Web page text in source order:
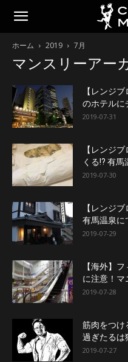
ホーム 2019 7月
マンスリーアー
【レンジ
のホテルに
2019-07-31
【レンジ
くる!? 有馬
2019-07-30
【レンジ
有馬温泉に
2019-07-29
【海外】
に注意！マ
2019-07-28
筋肉をつけ
過ぎたるは
2019-07-27